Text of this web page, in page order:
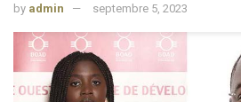
by admin septembre 5, 2023